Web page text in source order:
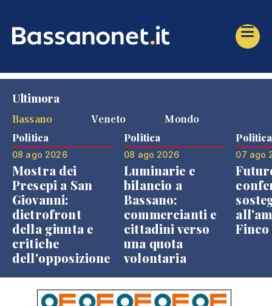
Ultimora
Bassano
Veneto Mondo
Politica
08 ago 2026
Mostra dei
Presepi a San
Giovanni:
dietrofront
della giunta e
critiche
dell'opposizione
Politica
08 ago 2026
Luminarie e
bilancio a
Bassano:
commercianti e
cittadini verso
una quota
volontaria
Politica
07 ago
Finco